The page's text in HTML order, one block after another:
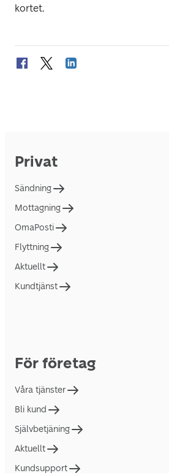
kortet.
Privat
Sändning
Mottagning
OmaPosti
Flyttning
Aktuellt
Kundtjänst
För företag
Våra tjänster
Bli kund
Självbetjäning
Aktuellt
Kundsupport